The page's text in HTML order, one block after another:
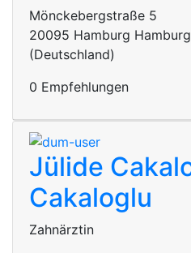
Mönckebergstraße 5
20095 Hamburg
(Deutschland)
0 Empfehlungen
Jülide
Cakaloglu
Zahnärztin